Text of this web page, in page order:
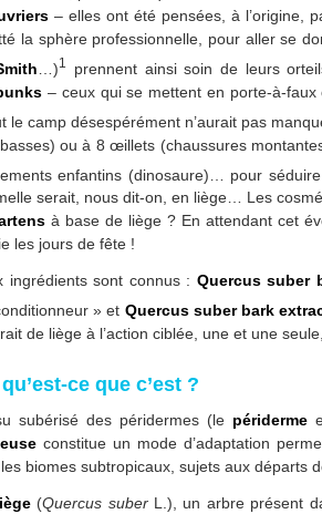
– elles ont été pensées, à l’origine,
la sphère professionnelle, pour aller se
…)1
prennent ainsi soin de leurs
– ceux qui se mettent en porte-à-
le camp désespérément n’aurait pas
ou à 8 œillets (chaussures
enfantins (dinosaure)… pour
serait, nous dit-on, en liège… Les
à base de liège ? En attendant cet
les jours de fête !
ingrédients sont connus : Quercus suber
» et Quercus suber bark
de liège à l’action ciblée, une et une
ce que c’est ?
subérisé des péridermes (le périderme
constitue un mode d’adaptation
biomes subtropicaux, sujets aux départs
(Quercus suberL.), un arbre présent